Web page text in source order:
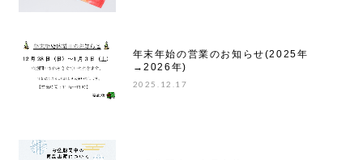
年末年始の営業のお知らせ(2025年
→2026年)
2025.12.17